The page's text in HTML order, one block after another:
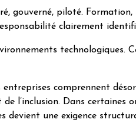
gouverné, piloté.
clairement
technologiques.
entreprises comprennent
l’inclusion. Dans
devient une exigence